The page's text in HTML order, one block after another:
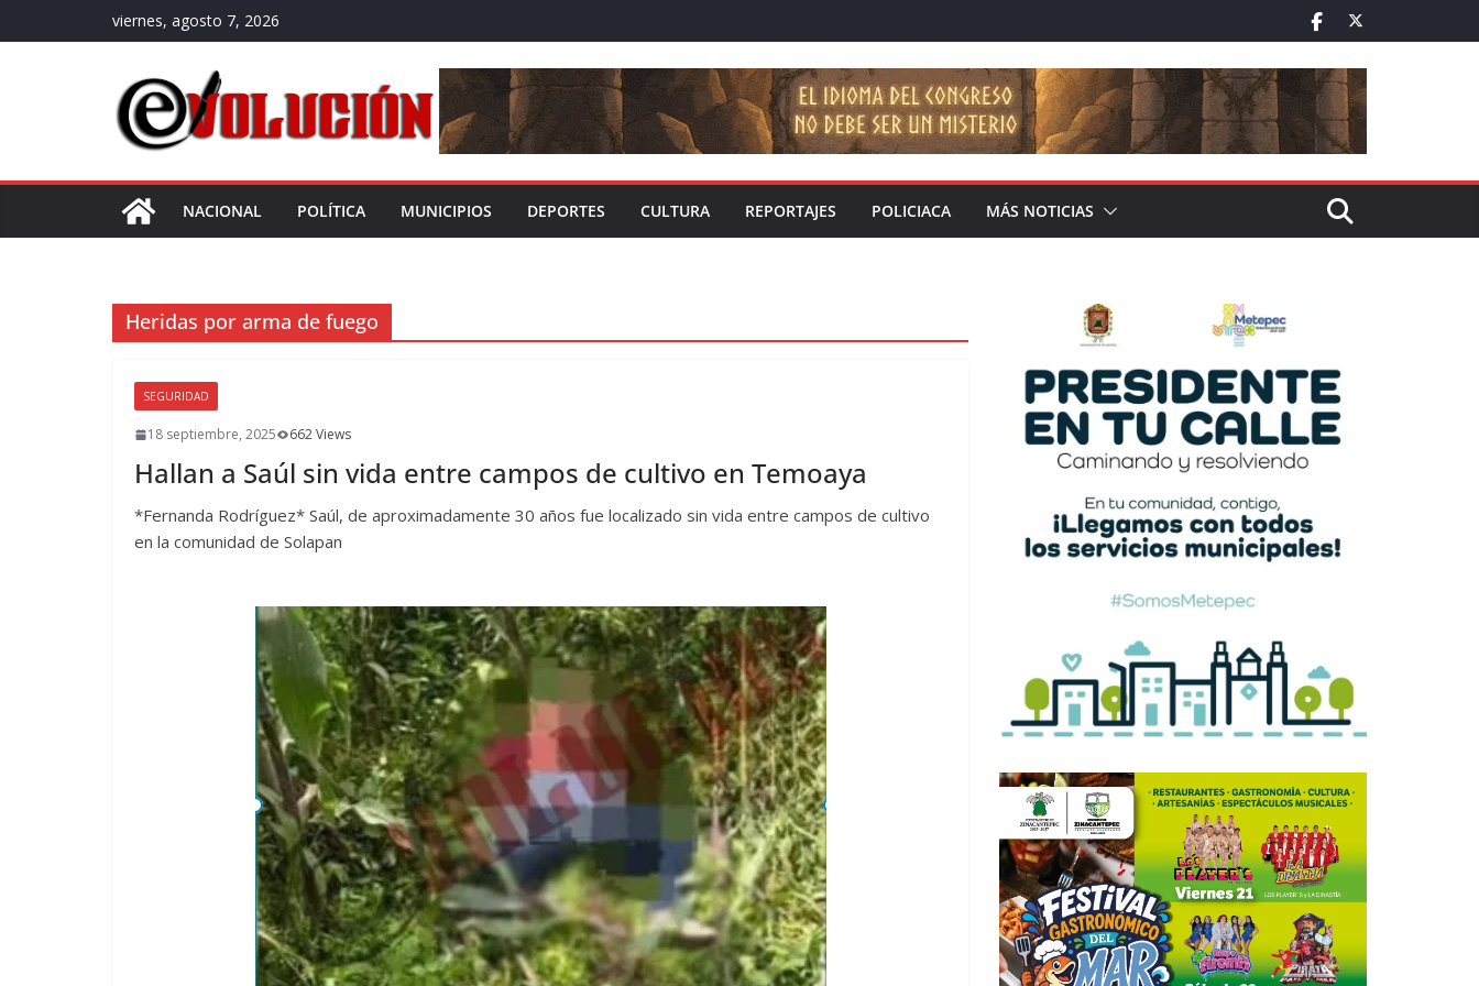
al
viernes, agosto 7, 2026
NACIONAL POLÍTICA MUNICIPIOS DEPORTES CULTURA REPORTAJES POLICIACA MÁS NOTICIAS
Heridas por arma de fuego
SEGURIDAD
18 septiembre, 2025 662 Views
Hallan a Saúl sin vida entre campos de cultivo en Temoaya
*Fernanda Rodríguez* Saúl, de aproximadamente 30 años fue localizado sin vida entre campos de cultivo
en la comunidad de Solapan